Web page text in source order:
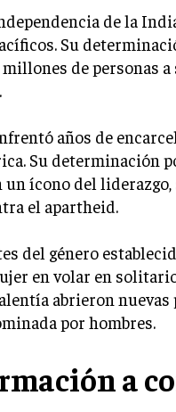
de la
Su
de personas a
años de
Su determinación
ícono del
el apartheid.
del género
en volar en
abrieron nuevas
por hombres.
a